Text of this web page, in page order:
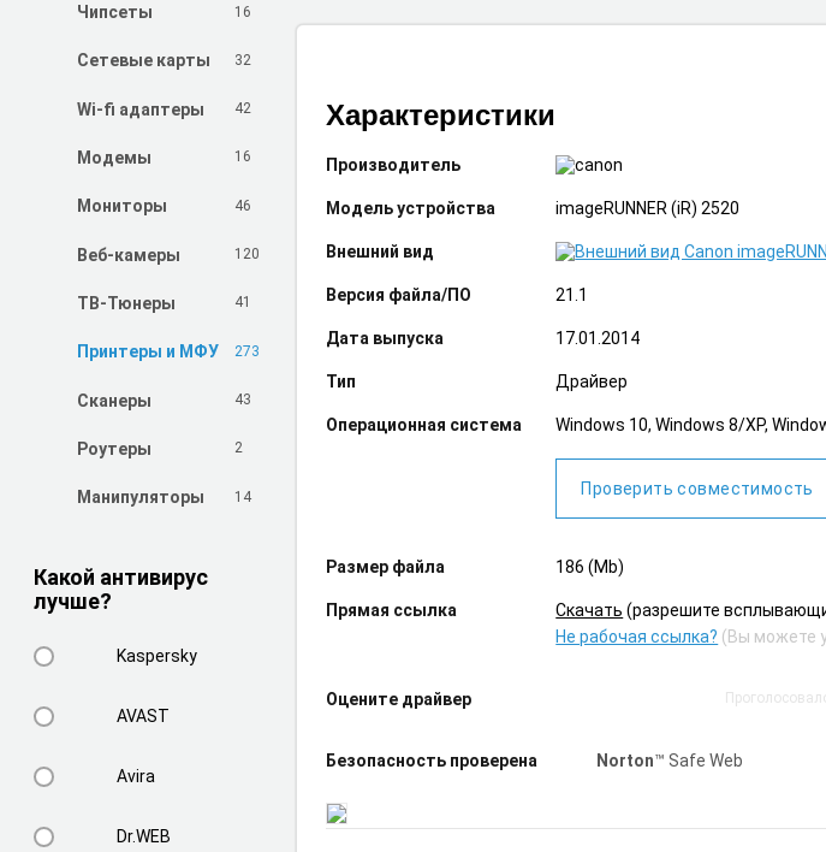
Чипсеты 16
Сетевые карты 32
Wi-fi адаптеры 42
Модемы 16
Мониторы 46
Веб-камеры 120
ТВ-Тюнеры 41
Принтеры и МФУ 273
Сканеры 43
Роутеры 2
Манипуляторы 14
Какой антивирус
лучше?
Kaspersky
AVAST
Avira
Dr.WEB
Характеристики
Производитель
Модель устройства imageRUNNER (iR) 2520
Внешний вид
Версия файла/ПО 21.1
Дата выпуска 17.01.2014
Тип Драйвер
Операционная система Windows 10, Windows 8/XP,
Проверить совместимость
Размер файла 186 (Mb)
Прямая ссылка Cкачать (разрешите
Не рабочая ссылка? (Вы можете
Оцените драйвер
Безопасность проверена Norton™ Safe Web